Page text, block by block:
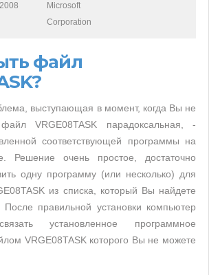
Microsoft
Corporation
файл
выступающая в момент, когда Вы не
VRGE08TASK парадоксальная, -
соответствующей программы на
Решение очень простое, достаточно
одну программу (или несколько) для
из списка, который Вы найдете
правильной установки компьютер
установленное программное
VRGE08TASK которого Вы не можете